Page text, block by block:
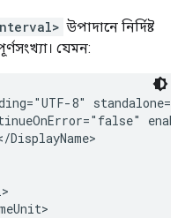
উপাদানে নির্দিষ্ট
যেমন:
8"
DisplayName>